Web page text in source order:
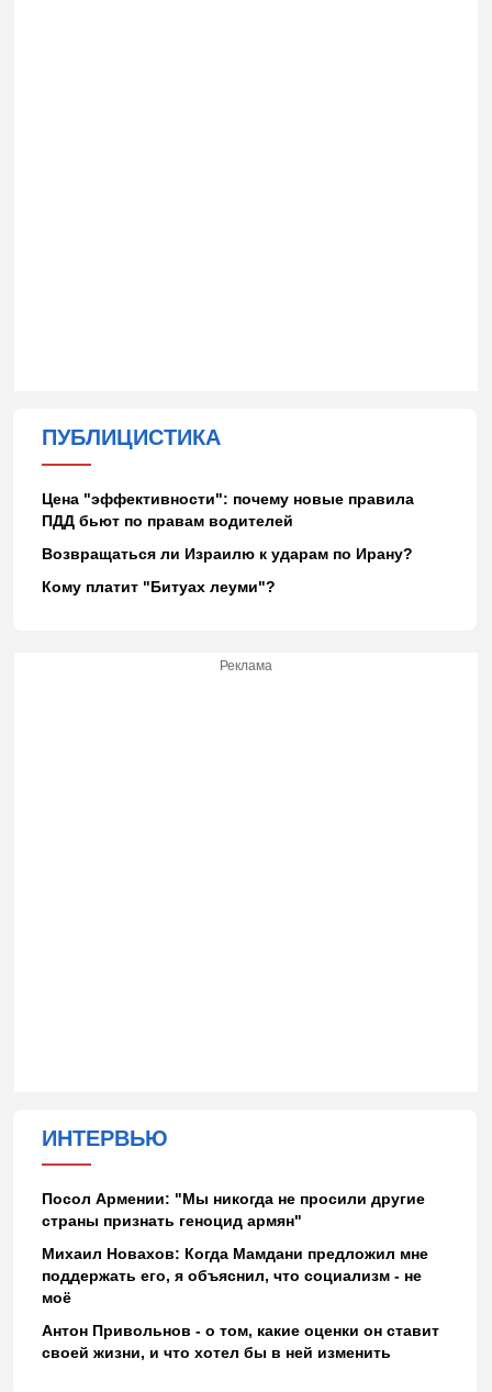
ПУБЛИЦИСТИКА
Цена "эффективности": почему новые правила
ПДД бьют по правам водителей
Возвращаться ли Израилю к ударам по Ирану?
Кому платит "Битуах леуми"?
Реклама
ИНТЕРВЬЮ
Посол Армении: "Мы никогда не просили другие
страны признать геноцид армян"
Михаил Новахов: Когда Мамдани предложил мне
поддержать его, я объяснил, что социализм - не
моё
Антон Привольнов - о том, какие оценки он ставит
своей жизни, и что хотел бы в ней изменить